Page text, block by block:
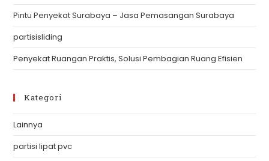
Pintu Penyekat Surabaya – Jasa Pemasangan Surabaya
partisisliding
Penyekat Ruangan Praktis, Solusi Pembagian Ruang Efisien
Kategori
Lainnya
partisi lipat pvc